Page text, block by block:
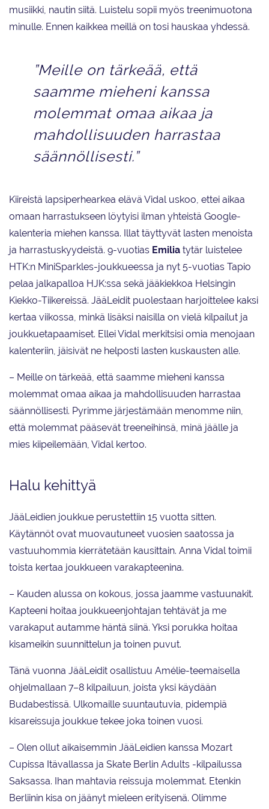
musiikki, nautin siitä. Luistelu sopii myös treenimuotona
minulle. Ennen kaikkea meillä on tosi hauskaa yhdessä.
”Meille on tärkeää, että
saamme mieheni kanssa
molemmat omaa aikaa ja
mahdollisuuden harrastaa
säännöllisesti.”
Kiireistä lapsiperhearkea elävä Vidal uskoo, ettei aikaa
omaan harrastukseen löytyisi ilman yhteistä Google-
kalenteria miehen kanssa. Illat täyttyvät lasten menoista
ja harrastuskyydeistä. 9-vuotias Emilia tytär luistelee
HTK:n MiniSparkles-joukkueessa ja nyt 5-vuotias Tapio
pelaa jalkapalloa HJK:ssa sekä jääkiekkoa Helsingin
Kiekko-Tiikereissä. JääLeidit puolestaan harjoittelee kaksi
kertaa viikossa, minkä lisäksi naisilla on vielä kilpailut ja
joukkuetapaamiset. Ellei Vidal merkitsisi omia menojaan
kalenteriin, jäisivät ne helposti lasten kuskausten alle.
– Meille on tärkeää, että saamme mieheni kanssa
molemmat omaa aikaa ja mahdollisuuden harrastaa
säännöllisesti. Pyrimme järjestämään menomme niin,
että molemmat pääsevät treeneihinsä, minä jäälle ja
mies kiipeilemään, Vidal kertoo.
Halu kehittyä
JääLeidien joukkue perustettiin 15 vuotta sitten.
Käytännöt ovat muovautuneet vuosien saatossa ja
vastuuhommia kierrätetään kausittain. Anna Vidal toimii
toista kertaa joukkueen varakapteenina.
– Kauden alussa on kokous, jossa jaamme vastuunakit.
Kapteeni hoitaa joukkueenjohtajan tehtävät ja me
varakaput autamme häntä siinä. Yksi porukka hoitaa
kisameikin suunnittelun ja toinen puvut.
Tänä vuonna JääLeidit osallistuu Amélie-teemaisella
ohjelmallaan 7–8 kilpailuun, joista yksi käydään
Budabestissä. Ulkomaille suuntautuvia, pidempiä
kisareissuja joukkue tekee joka toinen vuosi.
– Olen ollut aikaisemmin JääLeidien kanssa Mozart
Cupissa Itävallassa ja Skate Berlin Adults -kilpailussa
Saksassa. Ihan mahtavia reissuja molemmat. Etenkin
Berliinin kisa on jäänyt mieleen erityisenä. Olimme